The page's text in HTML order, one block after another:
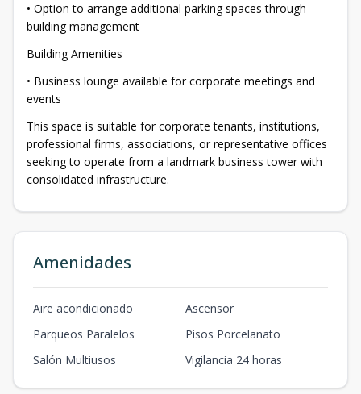
• Option to arrange additional parking spaces through
building management
Building Amenities
• Business lounge available for corporate meetings and
events
This space is suitable for corporate tenants, institutions,
professional firms, associations, or representative offices
seeking to operate from a landmark business tower with
consolidated infrastructure.
Amenidades
Aire acondicionado
Ascensor
Parqueos Paralelos
Pisos Porcelanato
Salón Multiusos
Vigilancia 24 horas